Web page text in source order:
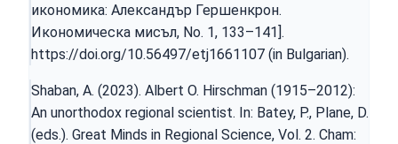
икономика: Александър Гершенкрон.
Икономическа мисъл, No. 1, 133–141].
https://doi.org/10.56497/etj1661107 (in Bulgarian).
Shaban, A. (2023). Albert O. Hirschman (1915–2012):
An unorthodox regional scientist. In: Batey, P., Plane, D.
(eds.). Great Minds in Regional Science, Vol. 2. Cham: